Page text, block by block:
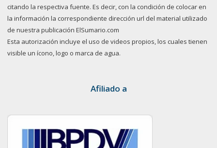
citando la respectiva fuente. Es decir, con la condición de colocar en
la información la correspondiente dirección url del material utilizado
de nuestra publicación ElSumario.com
Esta autorización incluye el uso de videos propios, los cuales tienen
visible un ícono, logo o marca de agua.
Afiliado a